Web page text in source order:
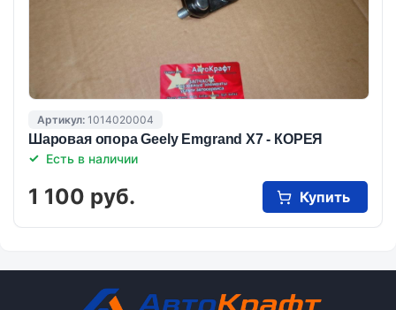
Артикул: 1014020004
Шаровая опора Geely Emgrand X7 - КОРЕЯ
Есть в наличии
1 100 руб. Купить